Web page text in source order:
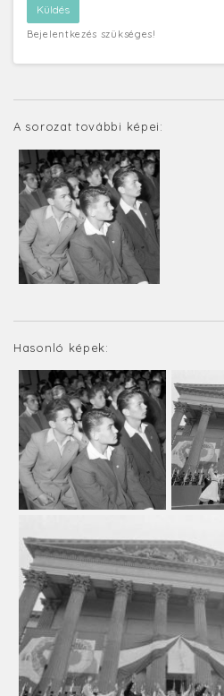
Bejelentkezés szükséges!
A sorozat további képei:
Hasonló képek: